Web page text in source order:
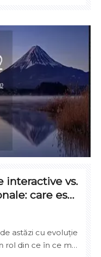
în multe săli
digitale; sunt
all-in-one,
tactil cu
sisteme de
perfectă.
interactive vs.
care este
astăzi cu evoluție
rol din ce în ce mai